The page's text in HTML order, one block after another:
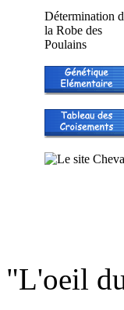
Détermination
la Robe des
Poulains
"L'oeil